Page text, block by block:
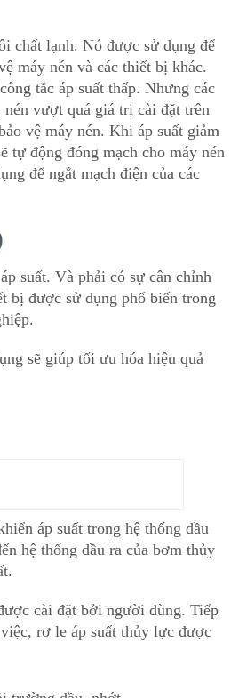
chất lạnh. Nó được sử dụng để
máy nén và các thiết bị khác.
tắc áp suất thấp. Nhưng các
vượt quá giá trị cài đặt trên
vệ máy nén. Khi áp suất giảm
tự động đóng mạch cho máy nén
để ngắt mạch điện của các
suất. Và phải có sự cân chỉnh
bị được sử dụng phổ biến trong
sẽ giúp tối ưu hóa hiệu quả
áp suất trong hệ thống dầu
hệ thống dầu ra của bơm thủy
cài đặt bởi người dùng. Tiếp
rơ le áp suất thủy lực được